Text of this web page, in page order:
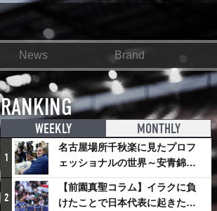
News Brand
RANKING
WEEKLY MONTHLY
1
名古屋場所千秋楽に見たプロフ
ェッショナルの世界～安青錦の
優勝を巡るさまざまなドラマ
2
【前園真聖コラム】イラクに負
けたことで日本代表に起きたプ